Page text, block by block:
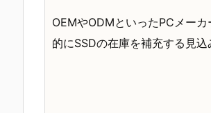
OEMやODMといったPCメー
的にSSDの在庫を補充する見込